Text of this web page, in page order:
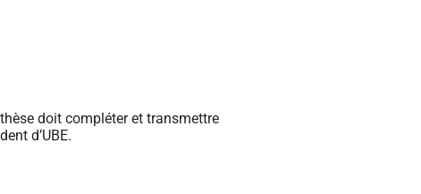
doit compléter et transmettre
d’UBE.